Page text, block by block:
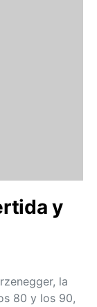
y
la
80 y los 90,